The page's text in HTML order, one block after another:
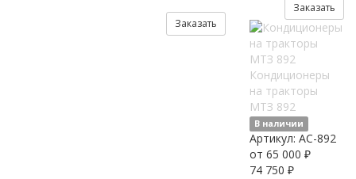
Заказать
Заказать
Кондиционеры
на тракторы
МТЗ 892
В наличии
Артикул: AC-892
от 65 000 ₽
74 750 ₽